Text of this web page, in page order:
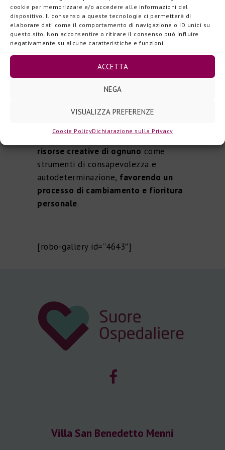
cookie per memorizzare e/o accedere alle informazioni del
dispositivo. Il consenso a queste tecnologie ci permetterà di
elaborare dati come il comportamento di navigazione o ID unici su
questo sito. Non acconsentire o ritirare il consenso può influire
negativamente su alcune caratteristiche e funzioni.
ACCETTA
NEGA
VISUALIZZA PREFERENZE
Cookie PolicyDichiarazione sulla Privacy
costruzione di nuove strutture
psichiche e la sperimentazione di
nuove modalità procedurali,
la promozione di stati di
trasformazione e cambiamento,
agendo sul piano affettivo,
risorse creative di ognuno come
strumenti di consapevolezza e
autodeterminazione, favorendo un
processo di cambiamento e fioritura
personale.
[robo-gallery id=”4643″]
Villa San Benedetto Menni